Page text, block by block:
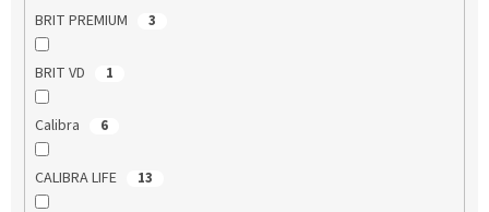
BRIT PREMIUM 3
BRIT VD 1
Calibra 6
CALIBRA LIFE 13